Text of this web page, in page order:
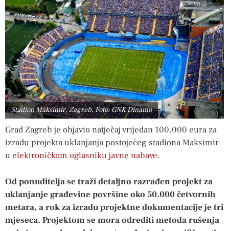
Stadion Maksimir, Zagreb, Foto: GNK Dinamo
Grad Zagreb je objavio natječaj vrijedan 100.000 eura za
izradu projekta uklanjanja postojećeg stadiona Maksimir
uelektroničkom oglasniku javne nabave.
Od ponuditelja se traži detaljno razrađen projekt za
uklanjanje građevine površine oko 50.000 četvornih
metara, a rok za izradu projektne dokumentacije je tri
mjeseca. Projektom se mora odrediti metoda rušenja